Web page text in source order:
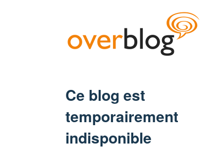
Ce blog est
temporairement
indisponible